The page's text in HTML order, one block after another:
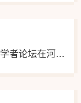
者论坛在河北